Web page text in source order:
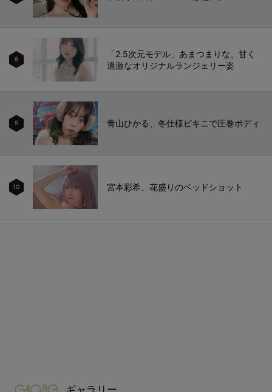
8
「2.5次元モデル」あまつまりな、甘く
過激なオリジナルランジェリー姿
9 青山ひかる、冬仕様ビキニで圧巻ボディ
10 宮本彩希、花盛りのベッドショット
gravure-grazie
ギャラリー